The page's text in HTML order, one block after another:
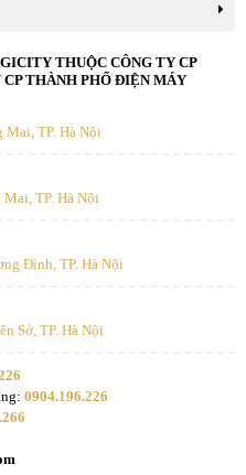
THUỘC CÔNG TY CP
THÀNH PHỐ ĐIỆN MÁY
Mai, TP. Hà Nội
TP. Hà Nội
Đình, TP. Hà Nội
Sở, TP. Hà Nội
0904.196.226